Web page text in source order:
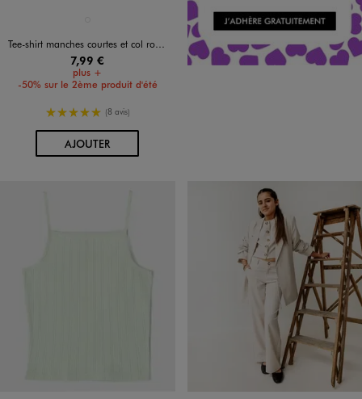
Tee-shirt manches courtes et col rond uni en coton résistant fille
7,99 €
plus +
-50% sur le 2ème produit d'été
5/5 de moyenne
(8 avis)
AJOUTERAU PANIER